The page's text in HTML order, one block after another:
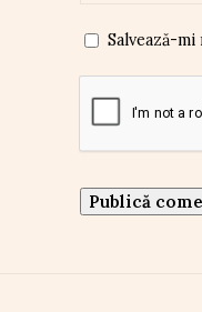
Salvează-